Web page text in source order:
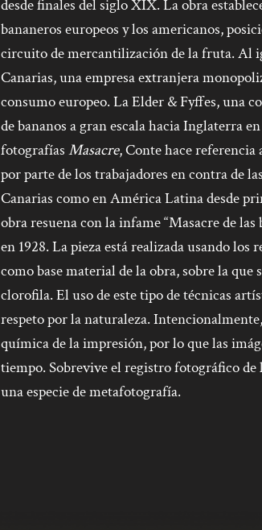
desde finales del siglo XIX. La obra
bananeros europeos y los americanos,
circuito de mercantilización de la fruta. Al
Canarias, una empresa extranjera
consumo europeo. La Elder & Fyffes, una
de bananos a gran escala hacia Inglaterra
fotografías Masacre, Conte hace referencia
por parte de los trabajadores en contra de
Canarias como en América Latina desde
obra resuena con la infame “Masacre de
en 1928. La pieza está realizada usando los
como base material de la obra, sobre la
clorofila. El uso de este tipo de técnicas
respeto por la naturaleza.
química de la impresión, por lo que las
tiempo. Sobrevive el registro fotográfico
una especie de metafotografía.